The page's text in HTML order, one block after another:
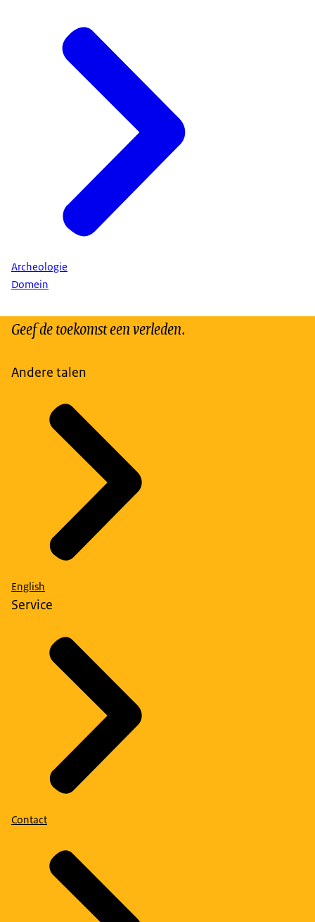
Archeologie
Domein
Geef de toekomst een verleden.
Andere talen
English
Service
Contact